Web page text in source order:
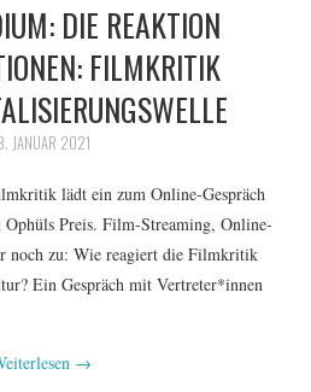
DIE REAKTION
FILMKRITIK
JANUAR 2021
lädt ein zum Online-Gespräch
Ophüls Preis. Film-Streaming, Online-
noch zu: Wie reagiert die Filmkritik
Ein Gespräch mit Vertreter*innen
→